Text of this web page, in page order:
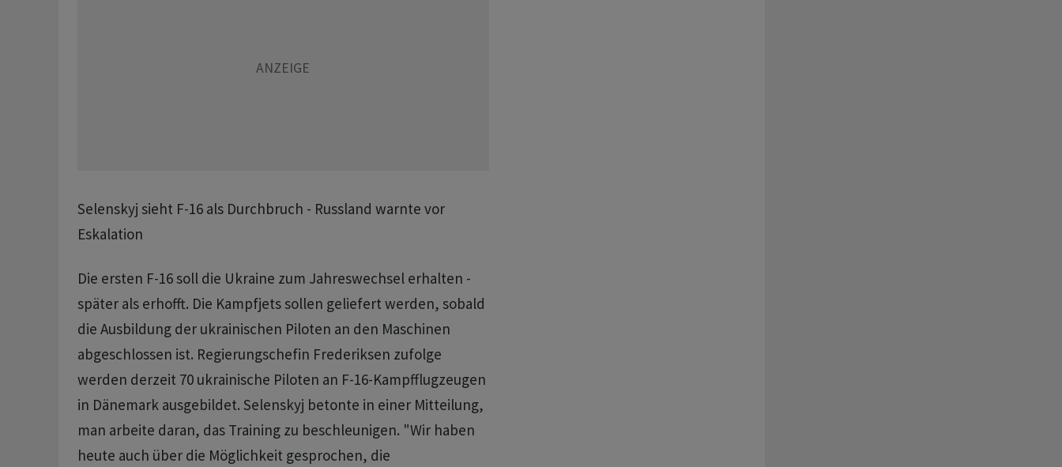
Selenskyj sieht F-16 als Durchbruch - Russland warnte vor
Eskalation
Die ersten F-16 soll die Ukraine zum Jahreswechsel erhalten -
später als erhofft. Die Kampfjets sollen geliefert werden, sobald
die Ausbildung der ukrainischen Piloten an den Maschinen
abgeschlossen ist. Regierungschefin Frederiksen zufolge
werden derzeit 70 ukrainische Piloten an F-16-Kampfflugzeugen
in Dänemark ausgebildet. Selenskyj betonte in einer Mitteilung,
man arbeite daran, das Training zu beschleunigen. "Wir haben
heute auch über die Möglichkeit gesprochen, die